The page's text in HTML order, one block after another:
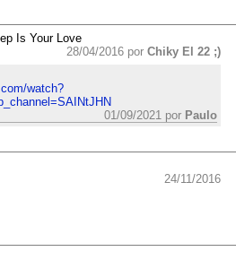
Is Your Love
28/04/2016 por Chiky El 22 ;)
watch?
01/09/2021 por Paulo
24/11/2016